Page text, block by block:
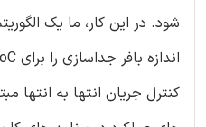
شود. در این کار، ما یک
کنترل جریان انتها به انتها